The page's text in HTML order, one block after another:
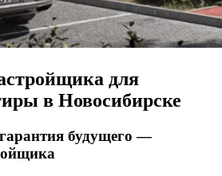
для
в Новосибирске
будущего —